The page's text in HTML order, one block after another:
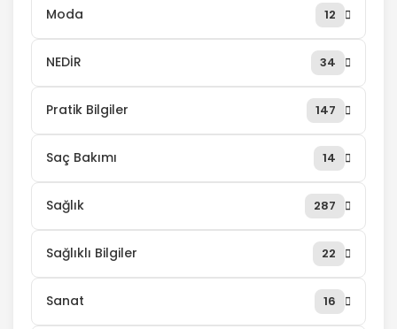
Moda 12
NEDİR 34
Pratik Bilgiler 147
Saç Bakımı 14
Sağlık 287
Sağlıklı Bilgiler 22
Sanat 16